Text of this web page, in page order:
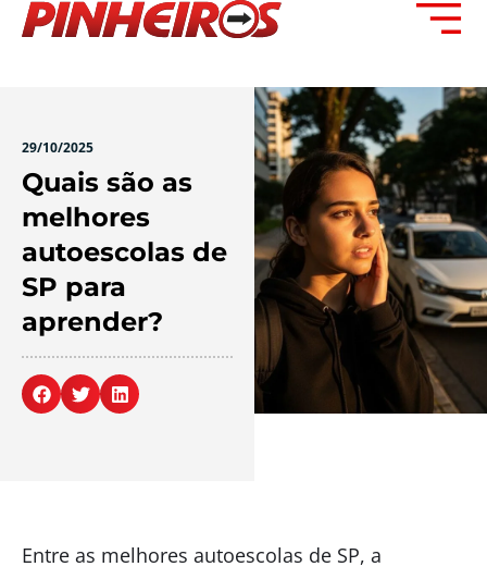
29/10/2025
Quais são as
melhores
autoescolas de
SP para
aprender?
Entre as melhores autoescolas de SP, a